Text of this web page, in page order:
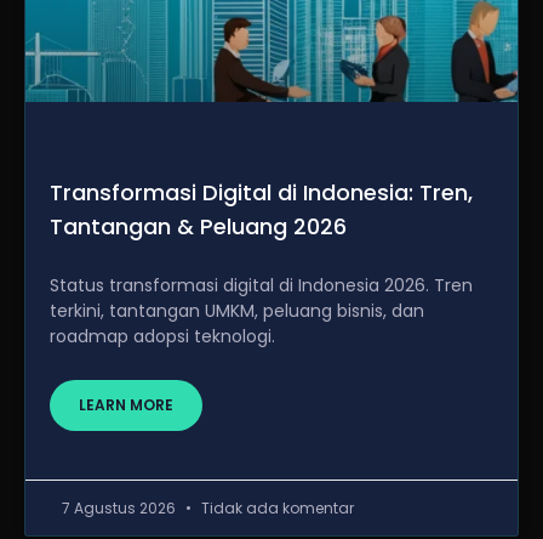
Transformasi Digital di Indonesia: Tren,
Tantangan & Peluang 2026
Status transformasi digital di Indonesia 2026. Tren
terkini, tantangan UMKM, peluang bisnis, dan
roadmap adopsi teknologi.
LEARN MORE
7 Agustus 2026 Tidak ada komentar